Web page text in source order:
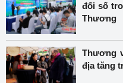
đổi số
Thương
Thương
địa tăng